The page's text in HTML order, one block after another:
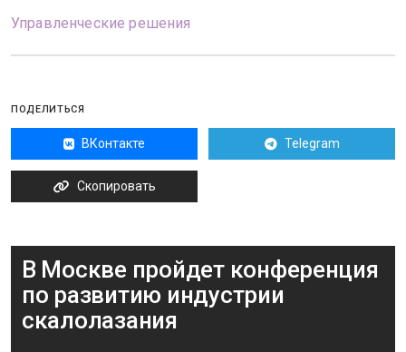
Управленческие решения
ПОДЕЛИТЬСЯ
ВКонтакте Telegram
Скопировать
В Москве пройдет конференция
по развитию индустрии
скалолазания